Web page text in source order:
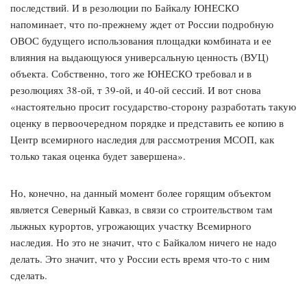
последствий. И в резолюции по Байкалу ЮНЕСКО
напоминает, что по-прежнему ждет от России подробную
ОВОС будущего использования площадки комбината и ее
влияния на выдающуюся универсальную ценность (ВУЦ)
объекта. Собственно, того же ЮНЕСКО требовал и в
резолюциях 38-ой, т 39-ой, и 40-ой сессий. И вот снова
«настоятельно просит государство-сторону разработать такую
оценку в первоочередном порядке и представить ее копию в
Центр всемирного наследия для рассмотрения МСОП, как
только такая оценка будет завершена».
Но, конечно, на данный момент более горящим объектом
является Северный Кавказ, в связи со строительством там
лыжных курортов, угрожающих участку Всемирного
наследия. Но это не значит, что с Байкалом ничего не надо
делать. Это значит, что у России есть время что-то с ним
сделать.